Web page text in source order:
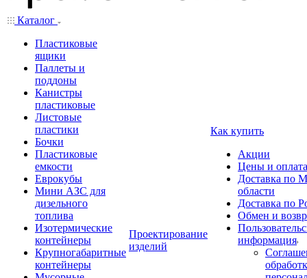
Каталог
Пластиковые
ящики
Паллеты и
поддоны
Канистры
пластиковые
Листовые
пластики
Бочки
Пластиковые
емкости
Еврокубы
Мини АЗС для
дизельного
топлива
Изотермические
контейнеры
Крупногабаритные
контейнеры
Проектирование
изделий
Как купить
Акции
Цены и оплата
Доставка по
области
Доставка по
Обмен и
информация